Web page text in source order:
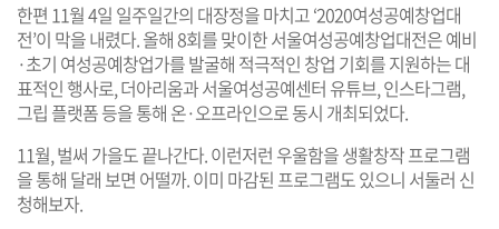
한편 11월 4일 일주일간의 대장정을 마치고 ‘2020여성공예창업대
전’이 막을 내렸다. 올해 8회를 맞이한 서울여성공예창업대전은 예비
·초기 여성공예창업가를 발굴해 적극적인 창업 기회를 지원하는 대
표적인 행사로, 더아리움과 서울여성공예센터 유튜브, 인스타그램,
그립 플랫폼 등을 통해 온·오프라인으로 동시 개최되었다.
11월, 벌써 가을도 끝나간다. 이런저런 우울함을 생활창작 프로그램
을 통해 달래 보면 어떨까. 이미 마감된 프로그램도 있으니 서둘러 신
청해보자.